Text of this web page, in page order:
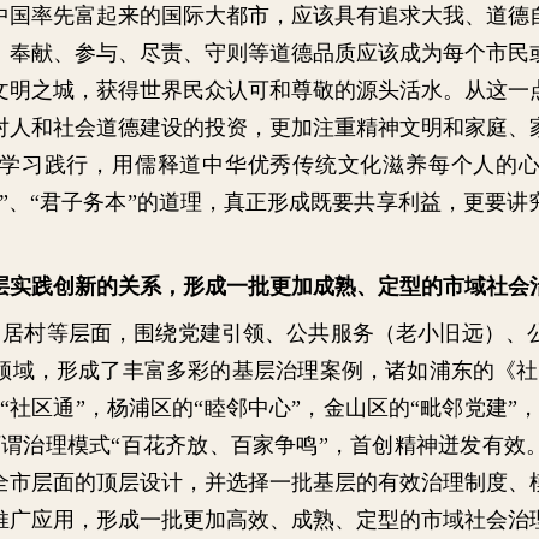
率先富起来的国际大都市，应该具有追求大我、道
献、参与、尽责、守则等道德品质应该成为每个市
之城，获得世界民众认可和尊敬的源头活水。从这
和社会道德建设的投资，更加注重精神文明和家庭
习践行，用儒释道中华优秀传统文化滋养每个人的
、“君子务本”的道理，真正形成既要共享利益，更要
践创新的关系，形成一批更加成熟、定型的市域社会
村等层面，围绕党建引领、公共服务（老小旧远）、
域，形成了丰富多彩的基层治理案例，诸如浦东的《
区通”，杨浦区的“睦邻中心”，金山区的“毗邻党建”
治理模式“百花齐放、百家争鸣”，首创精神迸发有效
层面的顶层设计，并选择一批基层的有效治理制度
应用，形成一批更加高效、成熟、定型的市域社会